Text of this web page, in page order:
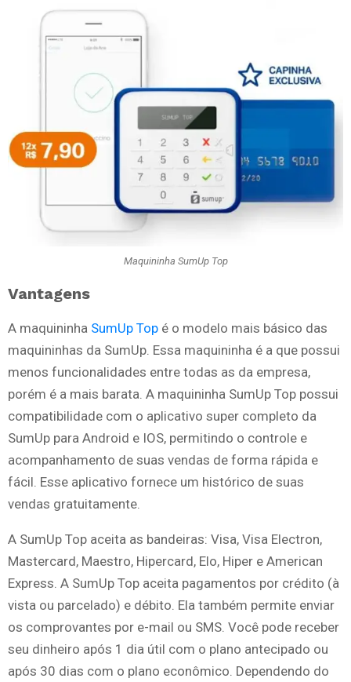
Maquininha SumUp Top
Vantagens
A maquininha SumUp Top é o modelo mais básico das
maquininhas da SumUp. Essa maquininha é a que possui
menos funcionalidades entre todas as da empresa,
porém é a mais barata. A maquininha SumUp Top possui
compatibilidade com o aplicativo super completo da
SumUp para Android e IOS, permitindo o controle e
acompanhamento de suas vendas de forma rápida e
fácil. Esse aplicativo fornece um histórico de suas
vendas gratuitamente.
A SumUp Top aceita as bandeiras: Visa, Visa Electron,
Mastercard, Maestro, Hipercard, Elo, Hiper e American
Express. A SumUp Top aceita pagamentos por crédito (à
vista ou parcelado) e débito. Ela também permite enviar
os comprovantes por e-mail ou SMS. Você pode receber
seu dinheiro após 1 dia útil com o plano antecipado ou
após 30 dias com o plano econômico. Dependendo do